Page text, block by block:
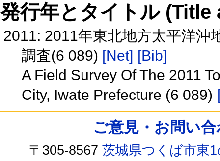
発行年とタイトル
2011: 2011年東北地方太平洋沖
調査(6 089) [Net] [Bib]
A Field Survey Of The 2011
City, Iwate Prefecture (6 089)
ご意見・お問い
〒305-8567茨城県つくば市東